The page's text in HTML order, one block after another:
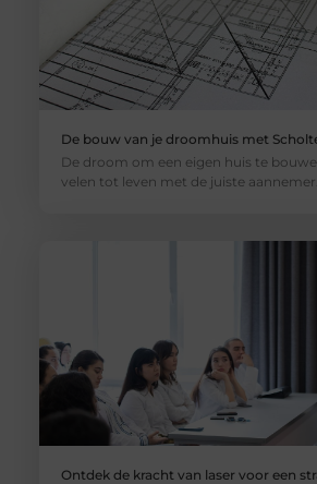
De bouw van je droomhuis met
De droom om een eigen huis te
velen tot leven met de juiste
Ontdek de kracht van laser voor een